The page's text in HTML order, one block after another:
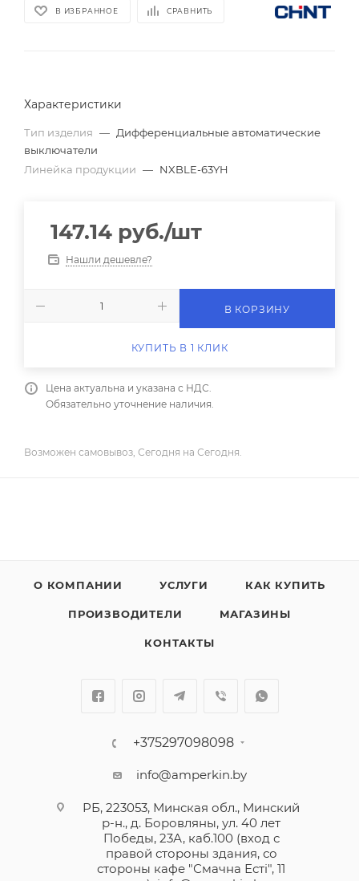
В ИЗБРАННОЕ СРАВНИТЬ
Характеристики
Тип изделия — Дифференциальные автоматические
выключатели
Линейка продукции — NXBLE-63YH
147.14 руб./шт
Нашли дешевле?
В КОРЗИНУ
КУПИТЬ В 1 КЛИК
Цена актуальна и указана с НДС.
Обязательно уточнение наличия.
Возможен самовывоз, Сегодня на Сегодня.
О КОМПАНИИ УСЛУГИ КАК КУПИТЬ
ПРОИЗВОДИТЕЛИ МАГАЗИНЫ
КОНТАКТЫ
+375297098098
info@amperkin.by
РБ, 223053, Минская обл., Минский
р-н., д. Боровляны, ул. 40 лет
Победы, 23А, каб.100 (вход с
правой стороны здания, со
стороны кафе "Смачна Естi", 11